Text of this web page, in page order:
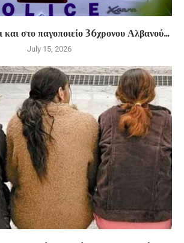
στο παγοποιείο 36χρονου Αλβανού...
July 15, 2026